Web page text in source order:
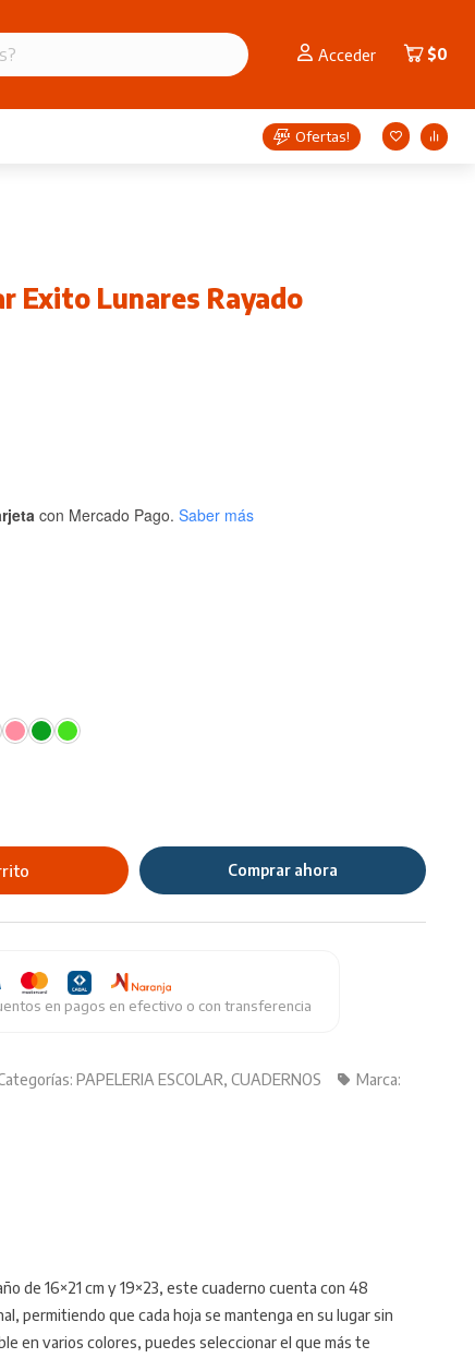
Acceder $0
Ofertas!
Exito Lunares Rayado
con Mercado Pago. Saber más
Comprar ahora
PAPELERIA ESCOLAR, CUADERNOS
Marca:
en pagos en efectivo o con transferencia
de 16×21 cm y 19×23, este cuaderno cuenta con 48
permitiendo que cada hoja se mantenga en su lugar sin
en varios colores, puedes seleccionar el que más te